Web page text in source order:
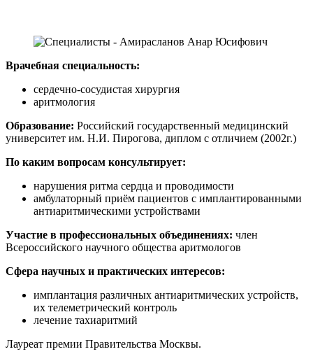
Врачебная специальность:
сердечно-сосудистая хирургия
аритмология
Образование: Российский государственный медицинский
университет им. Н.И. Пирогова, диплом с отличием (2002г.)
По каким вопросам консультирует:
нарушения ритма сердца и проводимости
амбулаторный приём пациентов с имплантированными
антиаритмическими устройствами
Участие в профессиональных объединениях: член
Всероссийского научного общества аритмологов
Сфера научных и практических интересов:
имплантация различных антиаритмических устройств,
их телеметрический контроль
лечение тахиаритмий
Лауреат премии Правительства Москвы.